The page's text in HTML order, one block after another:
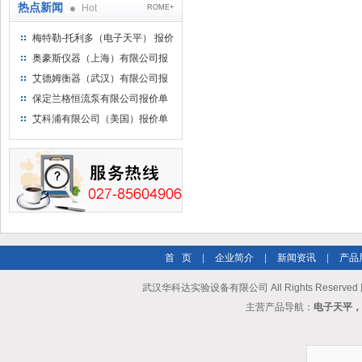
热点新闻 Hot ROME+
梅特勒-托利多（电子天平） 报价
单
奥豪斯仪器（上海）有限公司报
价单
艾德姆衡器（武汉）有限公司报
价单
保定兰格恒流泵有限公司报价单
艾科浦有限公司（美国）报价单
首 页 企业简介 新闻资讯 产品
武汉华科达实验设备有限公司 All Rights Reserved
主营产品导航： 电子天平